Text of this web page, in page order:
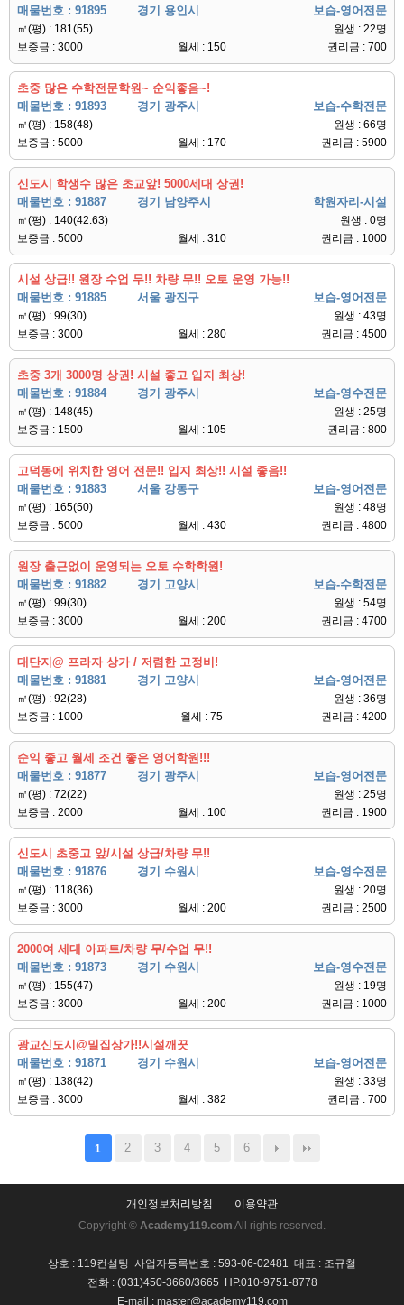
매물번호 : 91895
경기 용인시 보습-영어전문
㎡(평) : 181(55)
원생 : 22명
보증금 : 3000
월세 : 150 권리금 : 700
초중 많은 수학전문학원~ 순익좋음~!
매물번호 : 91893
경기 광주시 보습-수학전문
㎡(평) : 158(48)
원생 : 66명
보증금 : 5000
월세 : 170 권리금 : 5900
신도시 학생수 많은 초교앞! 5000세대 상권!
매물번호 : 91887
경기 남양주시 학원자리-시설
㎡(평) : 140(42.63)
원생 : 0명
보증금 : 5000
월세 : 310 권리금 : 1000
시설 상급!! 원장 수업 무!! 차량 무!! 오토 운영 가능!!
매물번호 : 91885
서울 광진구 보습-영어전문
㎡(평) : 99(30)
원생 : 43명
보증금 : 3000
월세 : 280 권리금 : 4500
초중 3개 3000명 상권! 시설 좋고 입지 최상!
매물번호 : 91884
경기 광주시 보습-영수전문
㎡(평) : 148(45)
원생 : 25명
보증금 : 1500
월세 : 105 권리금 : 800
고덕동에 위치한 영어 전문!! 입지 최상!! 시설 좋음!!
매물번호 : 91883
서울 강동구 보습-영어전문
㎡(평) : 165(50)
원생 : 48명
보증금 : 5000
월세 : 430 권리금 : 4800
원장 출근없이 운영되는 오토 수학학원!
매물번호 : 91882
경기 고양시 보습-수학전문
㎡(평) : 99(30)
원생 : 54명
보증금 : 3000
월세 : 200 권리금 : 4700
대단지@ 프라자 상가 / 저렴한 고정비!
매물번호 : 91881
경기 고양시 보습-영어전문
㎡(평) : 92(28)
원생 : 36명
보증금 : 1000
월세 : 75 권리금 : 4200
순익 좋고 월세 조건 좋은 영어학원!!!
매물번호 : 91877
경기 광주시 보습-영어전문
㎡(평) : 72(22)
원생 : 25명
보증금 : 2000
월세 : 100 권리금 : 1900
신도시 초중고 앞/시설 상급/차량 무!!
매물번호 : 91876
경기 수원시 보습-영수전문
㎡(평) : 118(36)
원생 : 20명
보증금 : 3000
월세 : 200 권리금 : 2500
2000여 세대 아파트/차량 무/수업 무!!
매물번호 : 91873
경기 수원시 보습-영수전문
㎡(평) : 155(47)
원생 : 19명
보증금 : 3000
월세 : 200 권리금 : 1000
광교신도시@밀집상가!!시설깨끗
매물번호 : 91871
경기 수원시 보습-영어전문
㎡(평) : 138(42)
원생 : 33명
보증금 : 3000
월세 : 382 권리금 : 700
1 2 3 4 5 6
개인정보처리방침
이용약관
Copyright © Academy119.com All rights reserved.
상호 : 119컨설팅 사업자등록번호 : 593-06-02481 대표 : 조규철
전화 : (031)450-3660/3665 HP.010-9751-8778
E-mail : master@academy119.com